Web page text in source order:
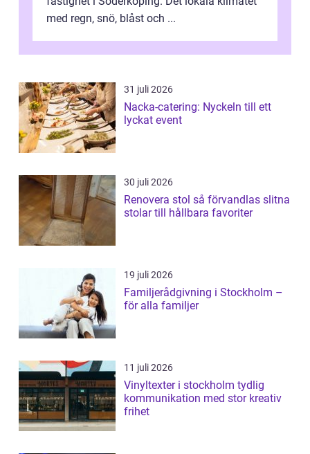
med regn, snö, blåst och ...
31 juli 2026
Nacka-catering: Nyckeln till ett
lyckat event
30 juli 2026
Renovera stol så förvandlas slitna
stolar till hållbara favoriter
19 juli 2026
Familjerådgivning i Stockholm –
för alla familjer
11 juli 2026
Vinyltexter i stockholm tydlig
kommunikation med stor kreativ
frihet